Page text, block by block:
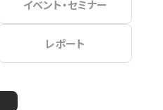
イベント・セミナー
レポート